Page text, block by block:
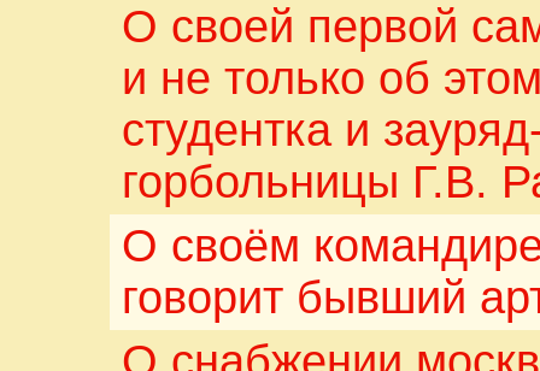
О своей первой
и не только об
студентка и
горбольницы Г.В.
О своём
говорит бывший